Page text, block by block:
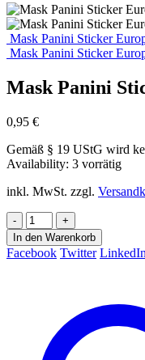
Mask Panini Sticker
Mask Panini Sticker
Mask Panini
0,95 €
Gemäß § 19 UStG wird
Availability: 3 vorrätig
inkl. MwSt. zzgl.
-
+
In den Warenkorb
Facebook Twitter LinkedIn